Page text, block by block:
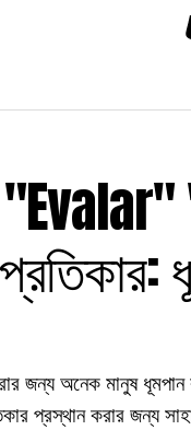
জন্য অনেক মানুষ
প্রস্থান করার জন্য